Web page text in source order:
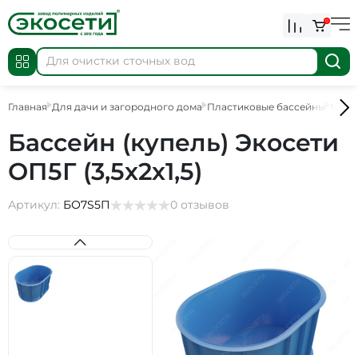
0
Главная Для дачи и загородного дома Пластиковые бассейны
Бассейн (купель) Экосети
ОП5Г (3,5х2х1,5)
Артикул: БО7S5П 0 отзывов